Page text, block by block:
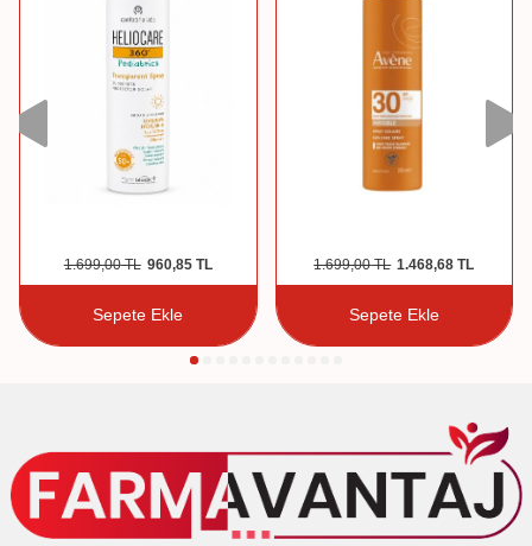
1.699,00TL 960,85TL
Sepete Ekle
1.699,00TL 1.468,68 TL
Sepete Ekle